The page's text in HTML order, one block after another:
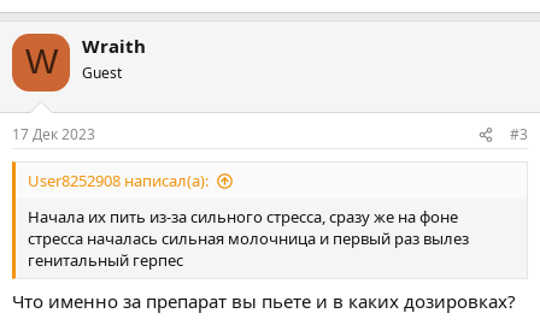
W Wraith
Guest
17 Дек 2023 #3
User8252908 написал(а):
Начала их пить из-за сильного стресса, сразу же на фоне
стресса началась сильная молочница и первый раз вылез
генитальный герпес
Что именно за препарат вы пьете и в каких дозировках?